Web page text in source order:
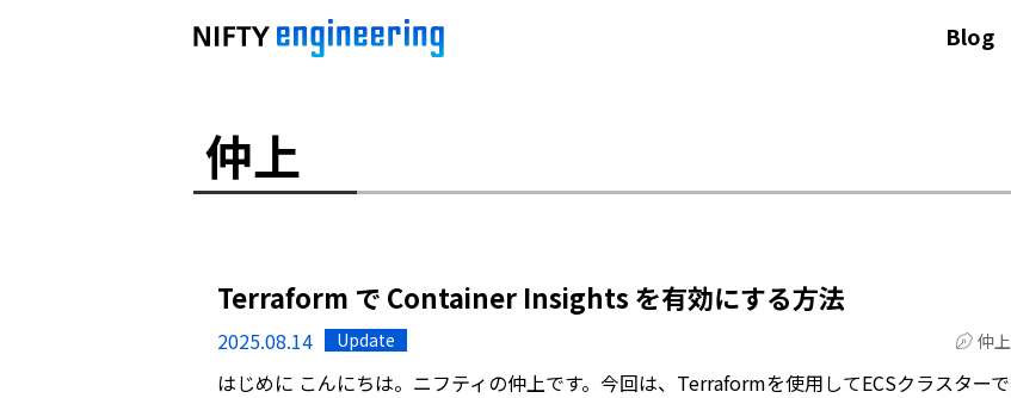
Blog
仲上
Terraform で Container Insights を有効にする方法
2025.08.14 Update 仲上
はじめに こんにちは。ニフティの仲上です。今回は、Terraformを使用してECSクラスターで